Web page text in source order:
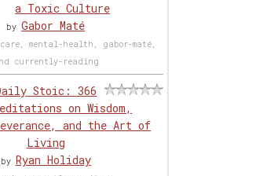
a Toxic Culture
byGabor Maté
mental-health, gabor-maté,
currently-reading
Stoic: 366
on Wisdom,
and the Art of
Living
by Ryan Holiday